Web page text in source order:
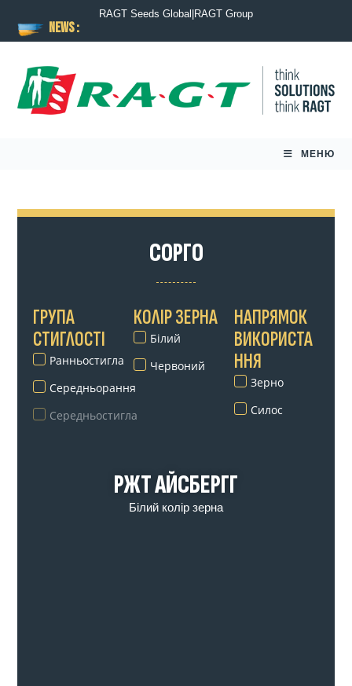
NEWS :
RAGT Seeds Global RAGT Group
МЕНЮ
СОРГО
ГРУПА
СТИГЛОСТІ
Ранньостигла
Середньорання
Середньостигла
КОЛІР ЗЕРНА
Білий
Червоний
НАПРЯМОК
ВИКОРИСТА
ННЯ
Зерно
Силос
РЖТ АЙСБЕРГГ
Білий колір зерна